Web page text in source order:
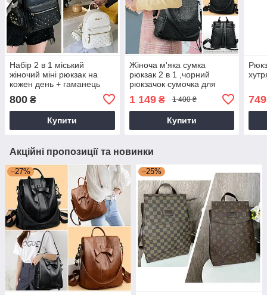
Набір 2 в 1 міський
жіночий міні рюкзак на
кожен день + гаманець
800 ₴
Купити
Жіноча м'яка сумка
рюкзак 2 в 1 ,чорний
рюкзачок сумочка для
1 149₴ 1 400 ₴
Купити
749
Акційні пропозиції та новинки
–27% –25%